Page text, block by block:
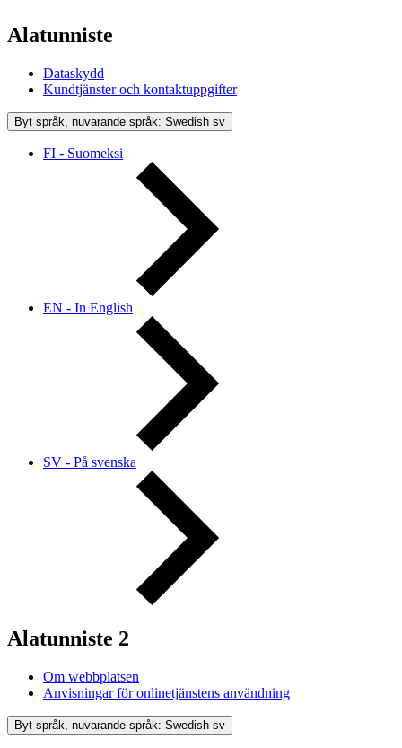
Alatunniste
Dataskydd
Kundtjänster och kontaktuppgifter
Byt språk, nuvarande språk: Swedish sv
FI - Suomeksi
EN - In English
SV - På svenska
Alatunniste 2
Om webbplatsen
Anvisningar för onlinetjänstens användning
Byt språk, nuvarande språk: Swedish sv